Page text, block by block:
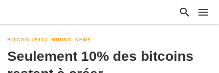
BITCOIN (BTC) MINING NEWS
Seulement 10% des bitcoins